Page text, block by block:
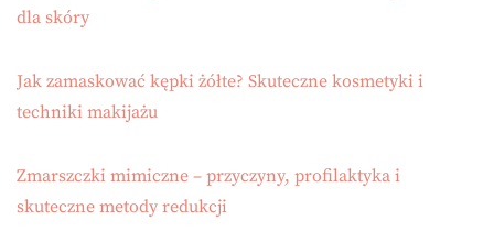
dla skóry
Jak zamaskować kępki żółte? Skuteczne kosmetyki i
techniki makijażu
Zmarszczki mimiczne – przyczyny, profilaktyka i
skuteczne metody redukcji